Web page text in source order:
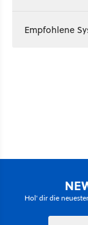
Empfohlene
Hol' dir die